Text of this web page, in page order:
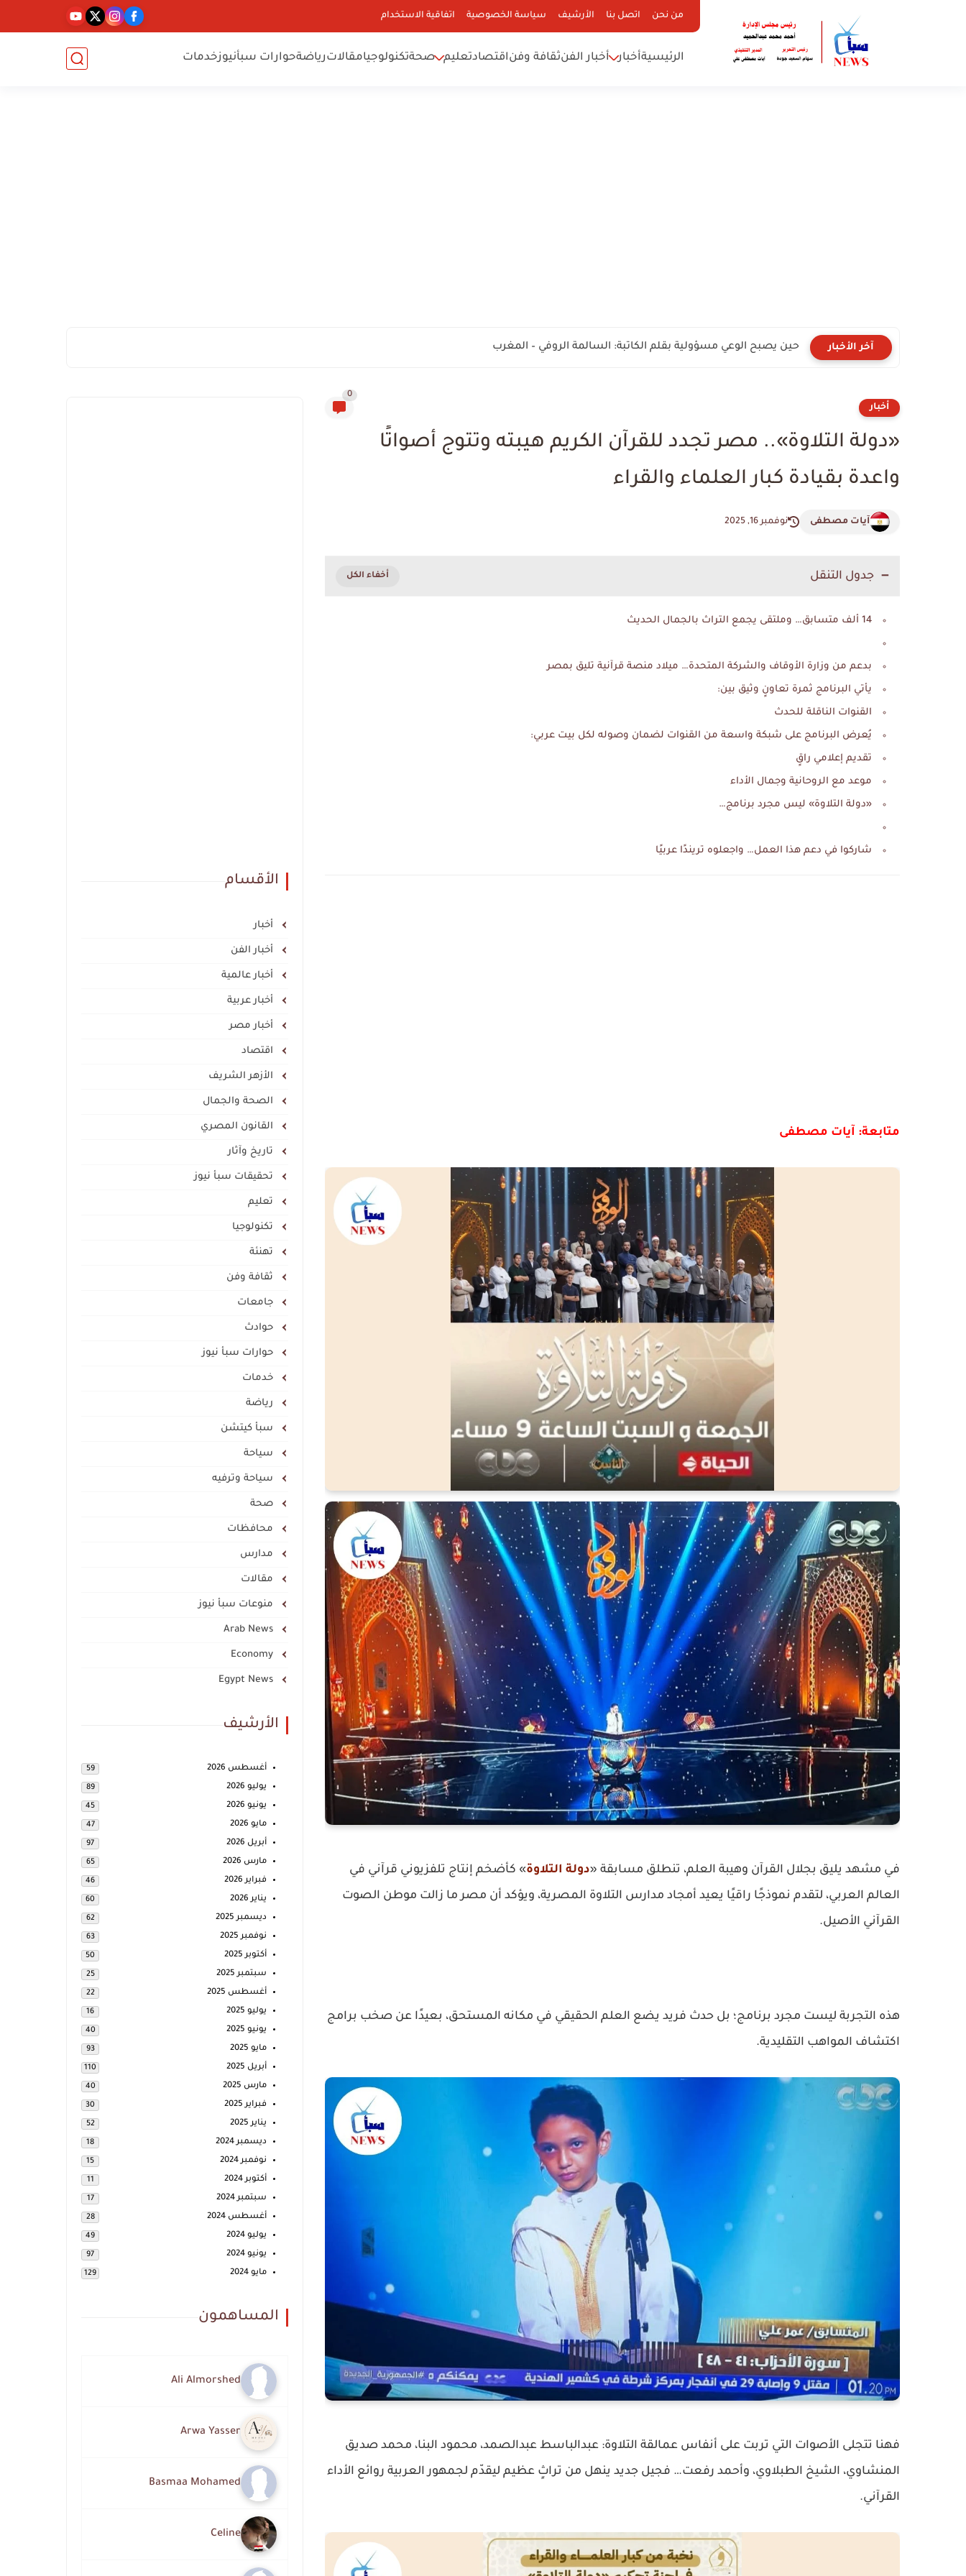
من نحن اتصل بنا الأرشيف سياسة الخصوصية اتفاقية الاستخدام
الرئيسيةأخبار أخبار الفنثقافة وفناقتصادتعليم صحةتكنولوجيامقالاترياضةحوارات سبأنيوزخدمات
آخر الأخبار حين يصبح الوعي مسؤولية بقلم الكاتبة: السالمة الروفي – المغرب
أخبار
0
«دولة التلاوة».. مصر تجدد للقرآن الكريم هيبته وتتوج أصواتًا
واعدة بقيادة كبار العلماء والقراء
آيات مصطفى نوفمبر 16, 2025
جدول التنقل
14 ألف متسابق… وملتقى يجمع التراث بالجمال الحديث
بدعم من وزارة الأوقاف والشركة المتحدة… ميلاد منصة قرآنية تليق بمصر
يأتي البرنامج ثمرة تعاونٍ وثيق بين:
القنوات الناقلة للحدث
يُعرض البرنامج على شبكة واسعة من القنوات لضمان وصوله لكل بيت عربي:
تقديم إعلامي راقٍ
موعد مع الروحانية وجمال الأداء
«دولة التلاوة» ليس مجرد برنامج…
شاركوا في دعم هذا العمل… واجعلوه تريندًا عربيًا
متابعة: آيات مصطفى
في مشهد يليق بجلال القرآن وهيبة العلم، تنطلق مسابقة «دولة التلاوة» كأضخم إنتاج تلفزيوني قرآني في
العالم العربي، لتقدم نموذجًا راقيًا يعيد أمجاد مدارس التلاوة المصرية، ويؤكد أن مصر ما زالت موطن الصوت
القرآني الأصيل.
هذه التجربة ليست مجرد برنامج؛ بل حدث فريد يضع العلم الحقيقي في مكانه المستحق، بعيدًا عن صخب برامج
اكتشاف المواهب التقليدية.
فهنا تتجلى الأصوات التي تربت على أنفاس عمالقة التلاوة: عبدالباسط عبدالصمد، محمود البنا، محمد صديق
المنشاوي، الشيخ الطبلاوي، وأحمد رفعت… فجيل جديد ينهل من تراثٍ عظيم ليقدّم لجمهور العربية روائع الأداء
القرآني.
الأقسام
أخبار
أخبار الفن
أخبار عالمية
أخبار عربية
أخبار مصر
اقتصاد
الأزهر الشريف
الصحة والجمال
القانون المصري
تاريخ وآثار
تحقيقات سبأ نيوز
تعليم
تكنولوجيا
تهنئة
ثقافة وفن
جامعات
حوادث
حوارات سبأ نيوز
خدمات
رياضة
سبأ كيتشن
سياحة
سياحة وترفيه
صحة
محافظات
مدارس
مقالات
منوعات سبأ نيوز
Arab News
Economy
Egypt News
الأرشيف
أغسطس 2026 59
يوليو 2026 89
يونيو 2026 45
مايو 2026 47
أبريل 2026 97
مارس 2026 65
فبراير 2026 46
يناير 2026 60
ديسمبر 2025 62
نوفمبر 2025 63
أكتوبر 2025 50
سبتمبر 2025 25
أغسطس 2025 22
يوليو 2025 16
يونيو 2025 40
مايو 2025 93
أبريل 2025 110
مارس 2025 40
فبراير 2025 30
يناير 2025 52
ديسمبر 2024 18
نوفمبر 2024 15
أكتوبر 2024 11
سبتمبر 2024 17
أغسطس 2024 28
يوليو 2024 49
يونيو 2024 97
مايو 2024 129
المساهمون
Ali Almorshed
Arwa Yasser
Basmaa Mohamed
Celine